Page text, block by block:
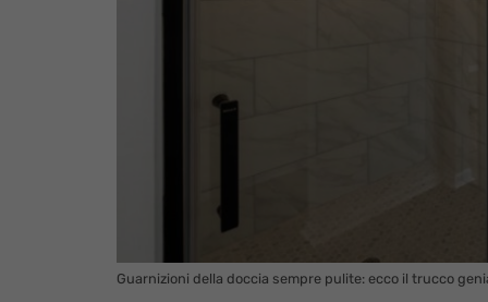
Guarnizioni della doccia sempre pulite: ecco il trucco